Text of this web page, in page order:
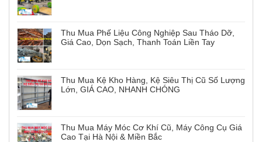
Thu Mua Phế Liệu Công Nghiệp Sau Tháo Dỡ,
Giá Cao, Dọn Sạch, Thanh Toán Liền Tay
Thu Mua Kệ Kho Hàng, Kệ Siêu Thị Cũ Số Lượng
Lớn, GIÁ CAO, NHANH CHÓNG
Thu Mua Máy Móc Cơ Khí Cũ, Máy Công Cụ Giá
Cao Tại Hà Nội & Miền Bắc